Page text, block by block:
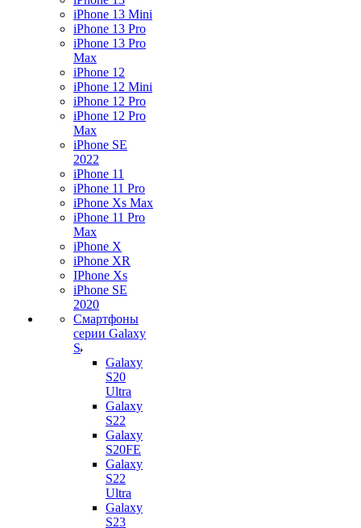
iPhone 13 Mini
iPhone 13 Pro
iPhone 13 Pro
Max
iPhone 12
iPhone 12 Mini
iPhone 12 Pro
iPhone 12 Pro
Max
iPhone SE
2022
iPhone 11
iPhone 11 Pro
iPhone Xs Max
iPhone 11 Pro
Max
iPhone X
iPhone XR
IPhone Xs
iPhone SE
2020
Смартфоны
серии Galaxy
S
Galaxy
S20
Ultra
Galaxy
S22
Galaxy
S20FE
Galaxy
S22
Ultra
Galaxy
S23